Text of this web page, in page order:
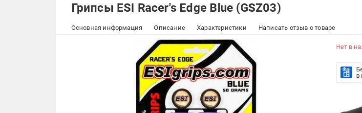
Грипсы ESI Racer's Edge Blue (GSZ03)
Основная информация Описание Характеристики Написать отзыв о товаре
Нет в
в